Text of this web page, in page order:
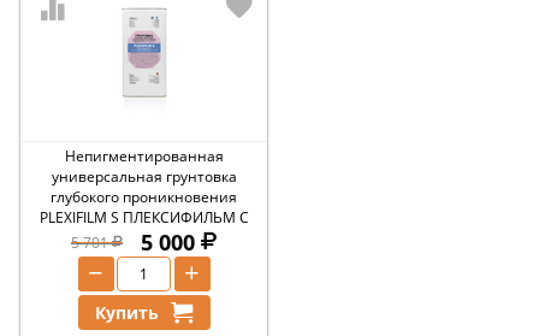
Непигментированная
универсальная грунтовка
глубокого проникновения
PLEXIFILM S ПЛЕКСИФИЛЬМ С
(2,5л) без запаха
5 701 5 000
+
−
Купить